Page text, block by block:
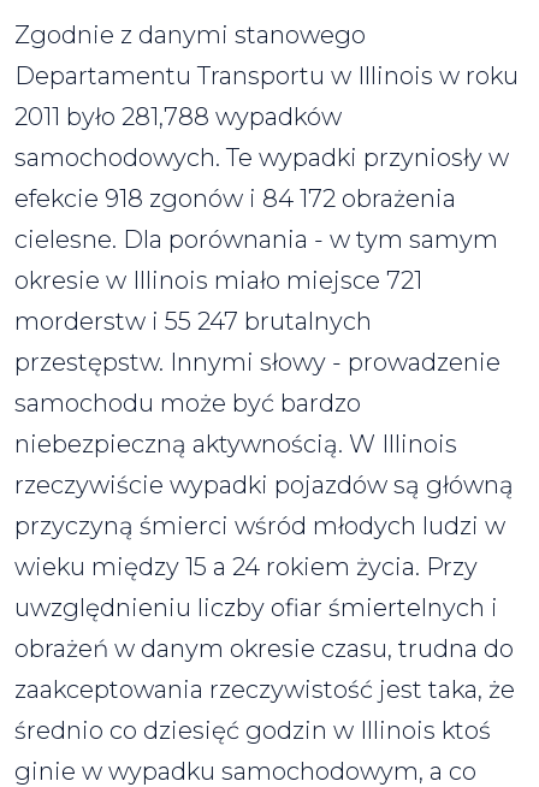
Zgodnie z danymi stanowego
Departamentu Transportu w Illinois w roku
2011 było 281,788 wypadków
samochodowych. Te wypadki przyniosły w
efekcie 918 zgonów i 84 172 obrażenia
cielesne. Dla porównania - w tym samym
okresie w Illinois miało miejsce 721
morderstw i 55 247 brutalnych
przestępstw. Innymi słowy - prowadzenie
samochodu może być bardzo
niebezpieczną aktywnością. W Illinois
rzeczywiście wypadki pojazdów są główną
przyczyną śmierci wśród młodych ludzi w
wieku między 15 a 24 rokiem życia. Przy
uwzględnieniu liczby ofiar śmiertelnych i
obrażeń w danym okresie czasu, trudna do
zaakceptowania rzeczywistość jest taka, że
średnio co dziesięć godzin w Illinois ktoś
ginie w wypadku samochodowym, a co